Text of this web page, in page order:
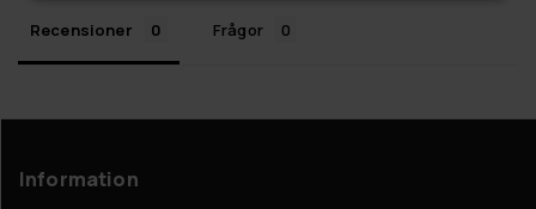
Recensioner Frågor
Information